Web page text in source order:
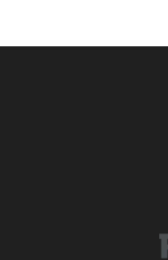
dengan Rudal
Hulu Ledak
Kualitatif Rudal